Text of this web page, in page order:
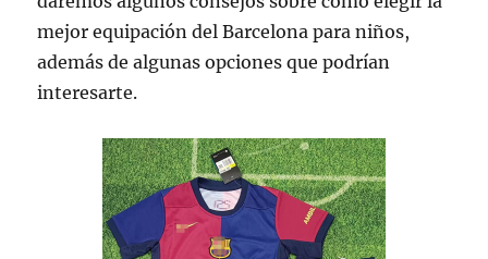
mejor equipación del Barcelona para niños,
además de algunas opciones que podrían
interesarte.